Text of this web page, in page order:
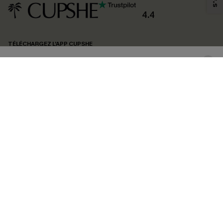
4.4
TÉLÉCHARGEZ L’APP CUPSHE
confidentialité
. Vous pouvez vous désabonner à tout moment.